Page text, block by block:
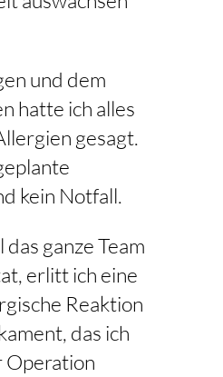
und dem
hatte ich alles
gesagt.
kein Notfall.
ganze Team
erlitt ich eine
Reaktion
das ich
Operation